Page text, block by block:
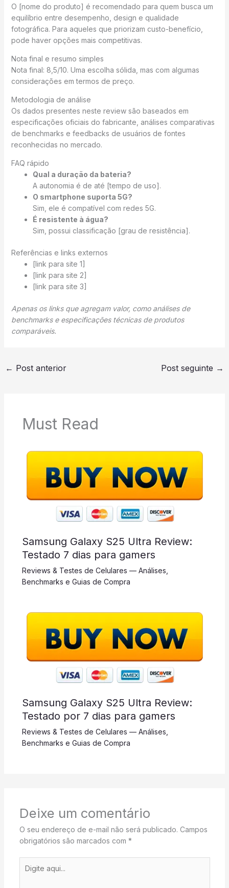
O [nome do produto] é recomendado para quem busca um
equilíbrio entre desempenho, design e qualidade
fotográfica. Para aqueles que priorizam custo-benefício,
pode haver opções mais competitivas.
Nota final e resumo simples
Nota final: 8,5/10. Uma escolha sólida, mas com algumas
considerações em termos de preço.
Metodologia de análise
Os dados presentes neste review são baseados em
especificações oficiais do fabricante, análises comparativas
de benchmarks e feedbacks de usuários de fontes
reconhecidas no mercado.
FAQ rápido
Qual a duração da bateria?
A autonomia é de até [tempo de uso].
O smartphone suporta 5G?
Sim, ele é compatível com redes 5G.
É resistente à água?
Sim, possui classificação [grau de resistência].
Referências e links externos
[link para site 1]
[link para site 2]
[link para site 3]
Apenas os links que agregam valor, como análises de
benchmarks e especificações técnicas de produtos
comparáveis.
← Post anterior Post seguinte →
Must Read
Samsung Galaxy S25 Ultra Review:
Testado 7 dias para gamers
Reviews & Testes de Celulares — Análises,
Benchmarks e Guias de Compra
Samsung Galaxy S25 Ultra Review:
Testado por 7 dias para gamers
Reviews & Testes de Celulares — Análises,
Benchmarks e Guias de Compra
Deixe um comentário
O seu endereço de e-mail não será publicado. Campos
obrigatórios são marcados com *
aqui...